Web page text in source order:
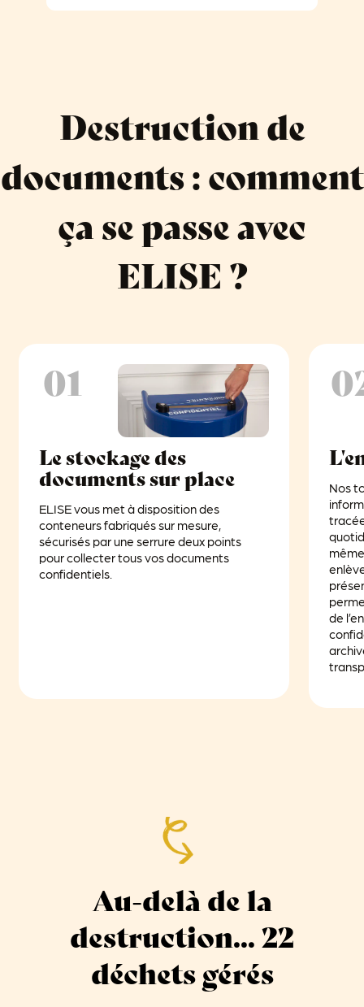
Destruction de
documents : comment
ça se passe avec
ELISE ?
01
Le stockage des
documents sur place
ELISE vous met à disposition des
conteneurs fabriqués sur mesure,
sécurisés par une serrure deux points
pour collecter tous vos documents
confidentiels.
Nos
de
Au-delà de la
destruction... 22
déchets gérés